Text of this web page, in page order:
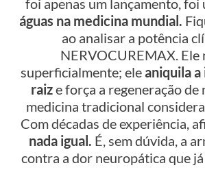
foi apenas um lançamento, foi
águas na medicina mundial.
ao analisar a potência
NERVOCUREMAX. Ele
superficialmente; eleaniquila
raize força a regeneração de
medicina tradicional
Com décadas de experiência,
nada igual. É, sem dúvida, a
contra a dor neuropática que